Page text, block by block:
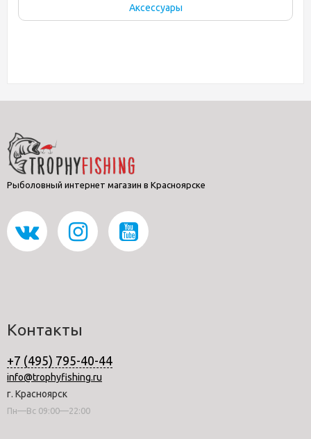
Аксессуары
Рыболовный интернет магазин в Красноярске
Контакты
+7 (495) 795-40-44
info@trophyfishing.ru
г. Красноярск
Пн—Вс 09:00—22:00